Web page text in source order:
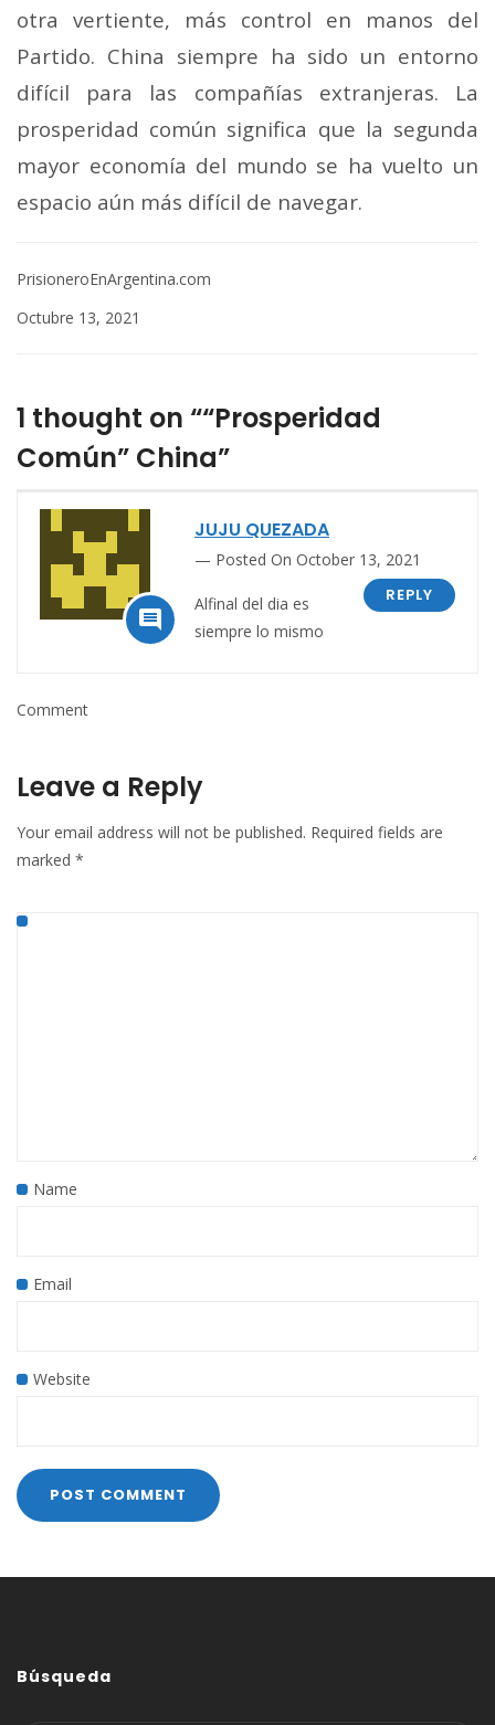
otra vertiente, más control en manos del
Partido. China siempre ha sido un entorno
difícil para las compañías extranjeras. La
prosperidad común significa que la segunda
mayor economía del mundo se ha vuelto un
espacio aún más difícil de navegar.
PrisioneroEnArgentina.com
Octubre 13, 2021
1 thought on ““Prosperidad
Común” China”

JUJU QUEZADA
Posted On October 13, 2021
REPLY
Alfinal del dia es
siempre lo mismo
Comment
Leave a Reply
Your email address will not be published. Required fields are
marked *
Name
Email
Website
Búsqueda